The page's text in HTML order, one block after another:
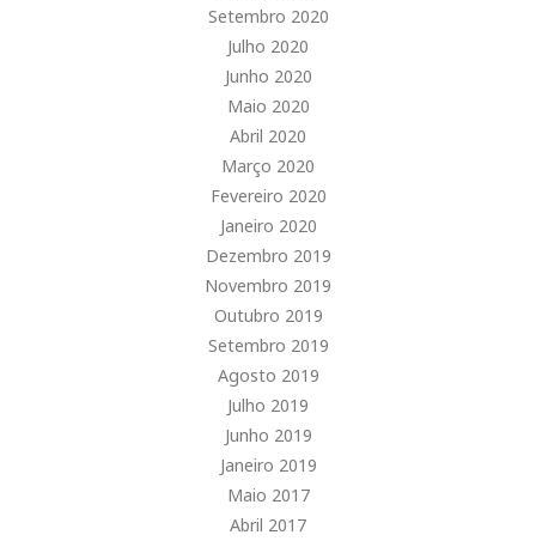
Setembro 2020
Julho 2020
Junho 2020
Maio 2020
Abril 2020
Março 2020
Fevereiro 2020
Janeiro 2020
Dezembro 2019
Novembro 2019
Outubro 2019
Setembro 2019
Agosto 2019
Julho 2019
Junho 2019
Janeiro 2019
Maio 2017
Abril 2017